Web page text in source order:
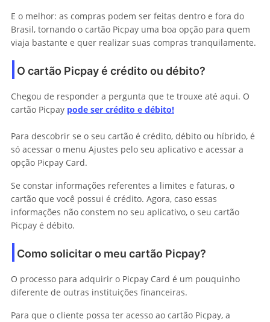
E o melhor: as compras podem ser feitas dentro e fora do
Brasil, tornando o cartão Picpay uma boa opção para quem
viaja bastante e quer realizar suas compras tranquilamente.
O cartão Picpay é crédito ou débito?
Chegou de responder a pergunta que te trouxe até aqui. O
cartão Picpay pode ser crédito e débito!
Para descobrir se o seu cartão é crédito, débito ou híbrido, é
só acessar o menu Ajustes pelo seu aplicativo e acessar a
opção Picpay Card.
Se constar informações referentes a limites e faturas, o
cartão que você possui é crédito. Agora, caso essas
informações não constem no seu aplicativo, o seu cartão
Picpay é débito.
Como solicitar o meu cartão Picpay?
O processo para adquirir o Picpay Card é um pouquinho
diferente de outras instituições financeiras.
Para que o cliente possa ter acesso ao cartão Picpay, a